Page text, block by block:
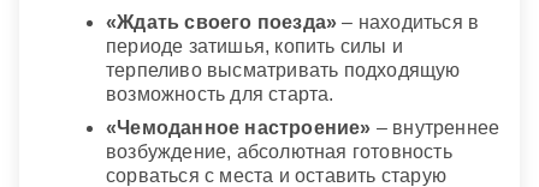
«Ждать своего поезда» – находиться в
периоде затишья, копить силы и
терпеливо высматривать подходящую
возможность для старта.
«Чемоданное настроение» – внутреннее
возбуждение, абсолютная готовность
сорваться с места и оставить старую